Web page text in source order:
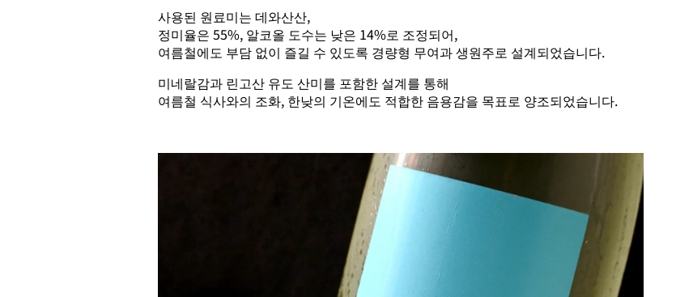
사용된 원료미는 데와산산,
정미율은 55%, 알코올 도수는 낮은 14%로 조정되어,
여름철에도 부담 없이 즐길 수 있도록 경량형 무여과 생원주로 설계되었습니다.
미네랄감과 린고산 유도 산미를 포함한 설계를 통해
여름철 식사와의 조화, 한낮의 기온에도 적합한 음용감을 목표로 양조되었습니다.